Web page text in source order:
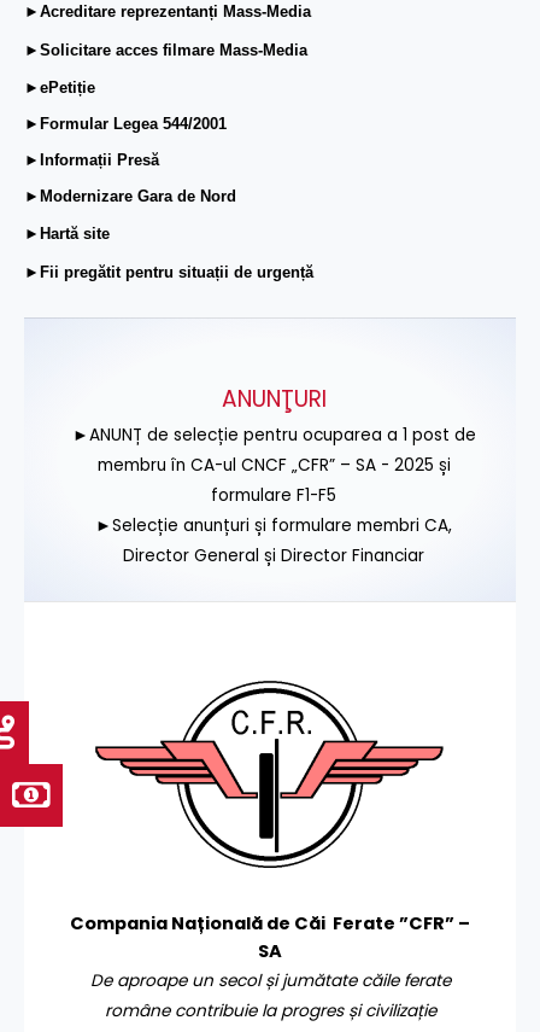
►Acreditare reprezentanți Mass-Media
►Solicitare acces filmare Mass-Media
►ePetiție
►Formular Legea 544/2001
►Informații Presă
►Modernizare Gara de Nord
►Hartă site
►Fii pregătit pentru situații de urgență
ANUNŢURI
►ANUNȚ de selecție pentru ocuparea a 1 post de
membru în CA-ul CNCF „CFR” – SA - 2025 și
formulare F1-F5
►Selecție anunțuri și formulare membri CA,
Director General și Director Financiar
Compania Națională de Căi Ferate ”CFR” –
SA
De aproape un secol și jumătate căile ferate
române contribuie la progres și civilizație